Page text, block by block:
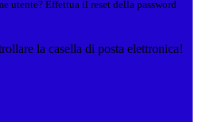
utente? Effettua il reset della password
la casella di posta elettronica!